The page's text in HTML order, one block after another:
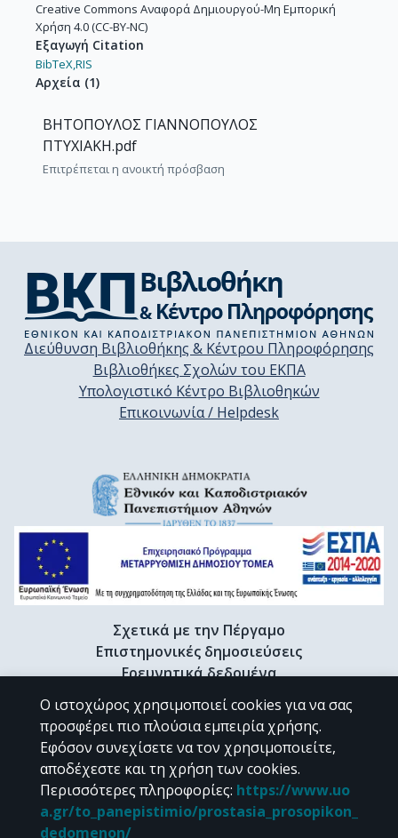
Creative Commons Αναφορά Δημιουργού-Μη Εμπορική
Χρήση 4.0 (CC-BY-NC)
Εξαγωγή Citation
BibTeX,RIS
Αρχεία (1)
ΒΗΤΟΠΟΥΛΟΣ ΓΙΑΝΝΟΠΟΥΛΟΣ
ΠΤΥΧΙΑΚΗ.pdf
Επιτρέπεται η ανοικτή πρόσβαση
Διεύθυνση Βιβλιοθήκης & Κέντρου Πληροφόρησης
Βιβλιοθήκες Σχολών του ΕΚΠΑ
Υπολογιστικό Κέντρο Βιβλιοθηκών
Επικοινωνία / Helpdesk
Σχετικά με την Πέργαμο
Επιστημονικές δημοσιεύσεις
Ερευνητικά δεδομένα
Διδακτορικές διατριβές & Γκρίζα βιβλιογραφία
Προφίλ Ερευνητή
CC BY-NC 4.0
Εκτός αν αναφέρεται διαφορετικά, το υλικό της "Περγάμου" διατίθεται
Ο ιστοχώρος χρησιμοποιεί cookies για να σας
προσφέρει πιο πλούσια εμπειρία χρήσης.
Εφόσον συνεχίσετε να τον χρησιμοποιείτε,
αποδέχεστε και τη χρήση των cookies.
Περισσότερες πληροφορίες: https://www.uo
a.gr/to_panepistimio/prostasia_prosopikon_
dedomenon/